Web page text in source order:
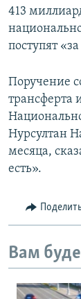
413
поступят
Поручение
трансферта
Нурсултан
месяца,
есть».
Вам